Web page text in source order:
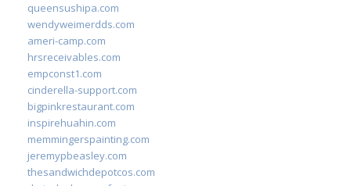
queensushipa.com
wendyweimerdds.com
ameri-camp.com
hrsreceivables.com
empconst1.com
cinderella-support.com
bigpinkrestaurant.com
inspirehuahin.com
memmingerspainting.com
jeremypbeasley.com
thesandwichdepotcos.com